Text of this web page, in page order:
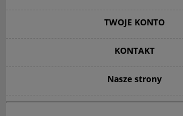
TWOJE KONTO
KONTAKT
Nasze strony